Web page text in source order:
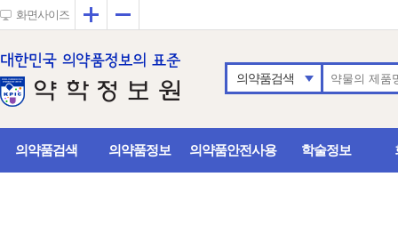
화면사이즈 확대
의약품검색
의약품검색 의약품정보 의약품안전사용 학술정보